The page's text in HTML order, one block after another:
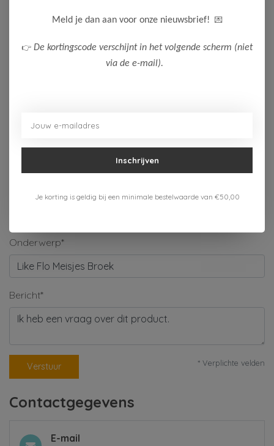
Neem contact op
Onderwerp*
Bericht*
Verstuur * Verplichte velden
Contactgegevens
E-mail
Meld je dan aan voor onze nieuwsbrief! 💌
👉 De kortingscode verschijnt in het volgende scherm (niet
via de e-mail).
Inschrijven
Je korting is geldig bij een minimale bestelwaarde van €50,00